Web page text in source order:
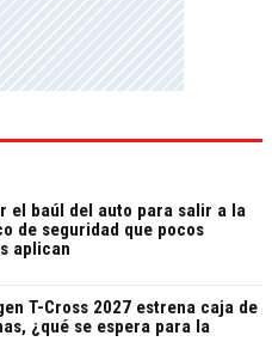
el baúl del auto para salir a la
de seguridad que pocos
aplican
T-Cross 2027 estrena caja de
¿qué se espera para la